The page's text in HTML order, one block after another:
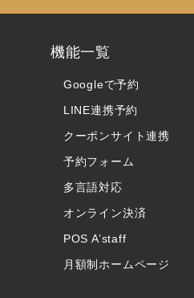
機能一覧
Googleで予約
LINE連携予約
クーポンサイト連携
予約フォーム
多言語対応
オンライン決済
POS A’staff
月額制ホームページ